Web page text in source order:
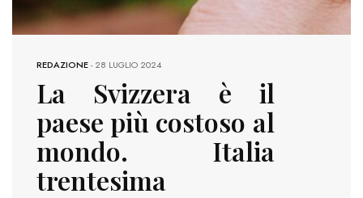
REDAZIONE-28 LUGLIO 2024
La Svizzera è il
paese più costoso al
mondo. Italia
trentesima